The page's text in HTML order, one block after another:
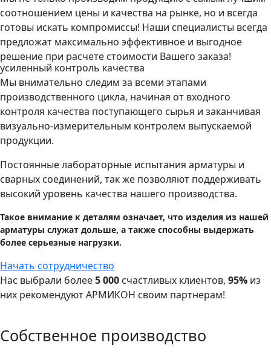
соотношением цены и качества на рынке, но и всегда
готовы искать компромиссы! Наши специалисты всегда
предложат максимально эффективное и выгодное
решение при расчете стоимости Вашего заказа!
усиленный контроль качества
Мы внимательно следим за всеми этапами
производственного цикла, начиная от входного
контроля качества поступающего сырья и заканчивая
визуально-измерительным контролем выпускаемой
продукции.
Постоянные лабораторные испытания арматуры и
сварных соединений, так же позволяют поддерживать
высокий уровень качества нашего производства.
Такое внимание к деталям означает, что изделия из нашей
арматуры служат дольше, а также способны выдержать
более серьезные нагрузки.
Начать сотрудничество
Нас выбрали более5 000 счастливых клиентов, 95% из
них рекомендуют АРМИКОН своим партнерам!
Собственное производство